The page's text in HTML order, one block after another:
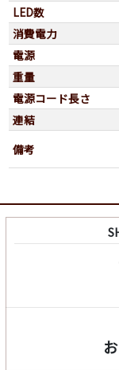
LED数
消費電力
電源
重量
電源コード長さ
連結
備考